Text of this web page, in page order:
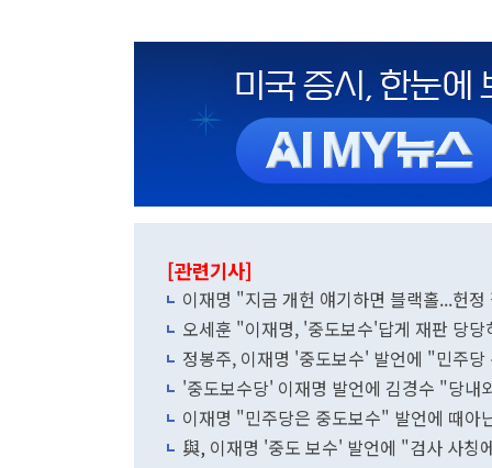
[관련기사]
이재명 "지금 개헌 얘기하면 블랙홀...헌
오세훈 "이재명, '중도보수'답게 재판 당
정봉주, 이재명 '중도보수' 발언에 "민주
'중도보수당' 이재명 발언에 김경수 "당내
이재명 "민주당은 중도보수" 발언에 때아
與, 이재명 '중도 보수' 발언에 "검사 사칭